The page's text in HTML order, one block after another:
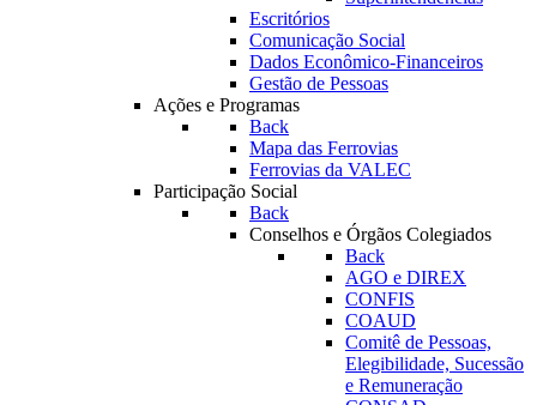
Escritórios
Comunicação Social
Dados Econômico-Financeiros
Gestão de Pessoas
Ações e Programas
Back
Mapa das Ferrovias
Ferrovias da VALEC
Participação Social
Back
Conselhos e Órgãos Colegiados
Back
AGO e DIREX
CONFIS
COAUD
Comitê de Pessoas,
Elegibilidade, Sucessão
e Remuneração